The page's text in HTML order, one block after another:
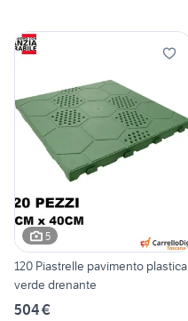
5
120 Piastrelle pavimento plastica
verde drenante
504 €